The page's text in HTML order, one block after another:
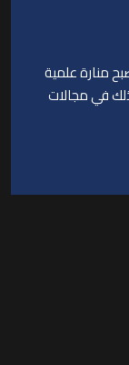
منارة علمية
في مجالات